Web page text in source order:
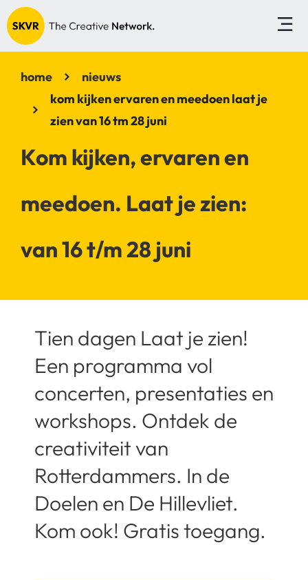
home
nieuws
kom kijken ervaren en meedoen laat je
zien van 16 tm 28 juni
Kom kijken, ervaren en
meedoen. Laat je zien:
van 16 t/m 28 juni
Tien dagen Laat je zien!
Een programma vol
concerten, presentaties en
workshops. Ontdek de
creativiteit van
Rotterdammers. In de
Doelen en De Hillevliet.
Kom ook! Gratis toegang.